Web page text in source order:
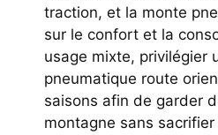
traction, et la monte
sur le confort et la
usage mixte, privilégier
pneumatique route
saisons afin de garder
montagne sans